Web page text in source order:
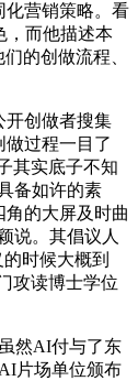
化营销策略。看
，而他描述本
的创做流程、
创做者搜集
过程一目了
其实底子不知
备如许的素
的大屏及时曲
说。其倡议人
时候大概到
攻读博士学位
然AI付与了东
片场单位颁布